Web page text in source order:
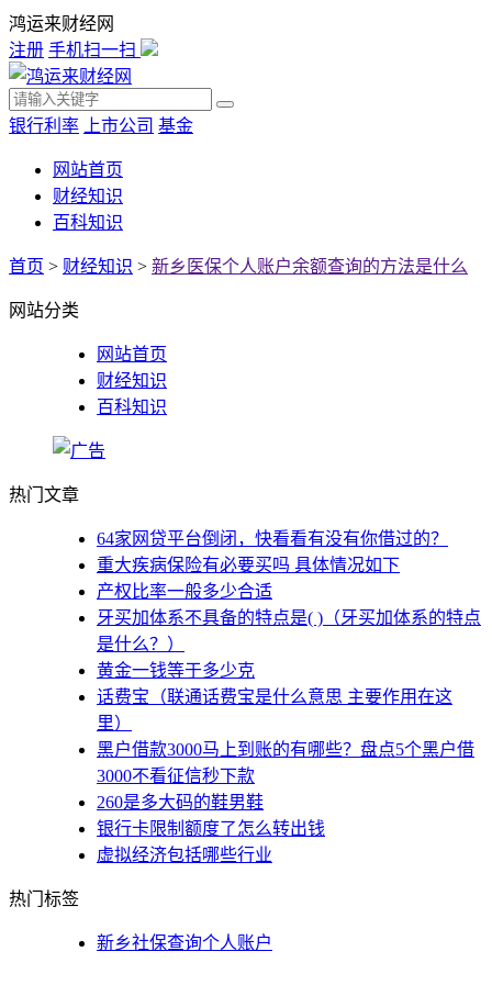
鸿运来财经网
注册 手机扫一扫
银行利率 上市公司 基金
网站首页
财经知识
百科知识
首页 > 财经知识 > 新乡医保个人账户余额查询的方法是什么
网站分类
网站首页
财经知识
百科知识
热门文章
64家网贷平台倒闭，快看看有没有你借过的？
重大疾病保险有必要买吗 具体情况如下
产权比率一般多少合适
牙买加体系不具备的特点是( )（牙买加体系的特点
是什么？）
黄金一钱等于多少克
话费宝（联通话费宝是什么意思 主要作用在这
里）
黑户借款3000马上到账的有哪些？盘点5个黑户借
3000不看征信秒下款
260是多大码的鞋男鞋
银行卡限制额度了怎么转出钱
虚拟经济包括哪些行业
热门标签
新乡社保查询个人账户